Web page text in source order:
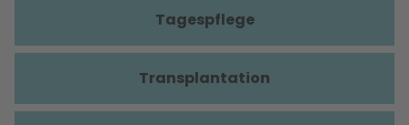
Tagespflege
Transplantation